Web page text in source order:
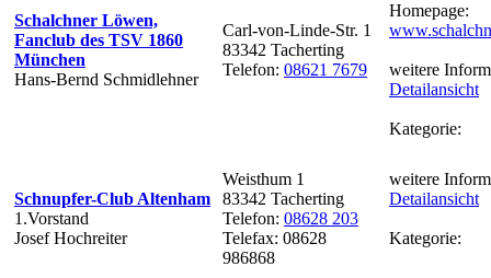
Schalchner Löwen,
Fanclub des TSV 1860
München
Hans-Bernd Schmidlehner
Carl-von-Linde-Str. 1
83342 Tacherting
Telefon: 08621 7679
Homepage:
weitere
Detailansicht
Kategorie:
Schnupfer-Club Altenham
1.Vorstand
Josef Hochreiter
Weisthum 1
83342 Tacherting
Telefon: 08628 203
Telefax: 08628
986868
weitere
Detailansicht
Kategorie: